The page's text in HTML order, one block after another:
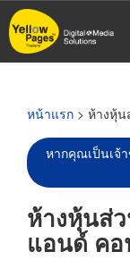
ข้าม
ไป
หน้าแรก > ห้างหุ้
หากคุณเป็นเจ้
ห้างหุ้นส่
แอนด์ ค